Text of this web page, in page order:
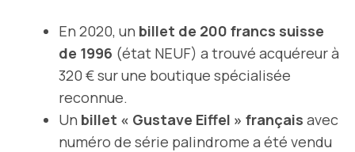
En 2020, un billet de 200 francs suisse
de 1996 (état NEUF) a trouvé acquéreur à
320 € sur une boutique spécialisée
reconnue.
Un billet « Gustave Eiffel » français avec
numéro de série palindrome a été vendu